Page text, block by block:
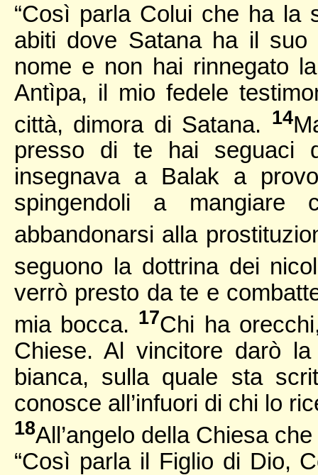
“Così parla Colui che ha
abiti dove Satana ha il
nome e non hai rinnegato
Antìpa, il mio fedele
città, dimora di Satana. 14
presso di te hai seguaci
insegnava a Balak a
spingendoli a
abbandonarsi alla
seguono la dottrina dei
verrò presto da te e
mia bocca. 17Chi ha
Chiese. Al vincitore darò
bianca, sulla quale sta
conosce all’infuori di chi lo
18All’angelo della Chiesa
“Così parla il Figlio di Dio,